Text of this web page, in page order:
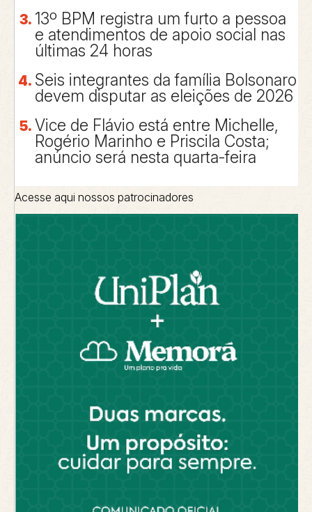
13º BPM registra um furto a pessoa
e atendimentos de apoio social nas
últimas 24 horas
Seis integrantes da família Bolsonaro
devem disputar as eleições de 2026
Vice de Flávio está entre Michelle,
Rogério Marinho e Priscila Costa;
anúncio será nesta quarta-feira
Acesse aqui nossos patrocinadores